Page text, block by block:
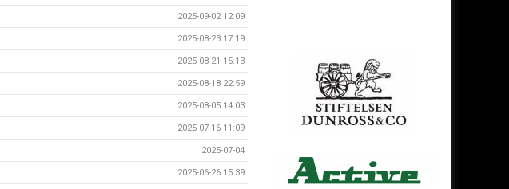
2025-09-02 12:09
2025-08-23 17:19
2025-08-21 15:13
2025-08-18 22:59
2025-08-05 14:03
2025-07-16 11:09
2025-07-04
2025-06-26 15:39